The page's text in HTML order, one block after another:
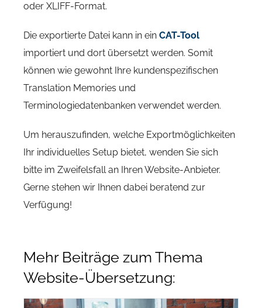
oder XLIFF-Format.
Die exportierte Datei kann in ein CAT-Tool
importiert und dort übersetzt werden. Somit
können wie gewohnt Ihre kundenspezifischen
Translation Memories und
Terminologiedatenbanken verwendet werden.
Um herauszufinden, welche Exportmöglichkeiten
Ihr individuelles Setup bietet, wenden Sie sich
bitte im Zweifelsfall an Ihren Website-Anbieter.
Gerne stehen wir Ihnen dabei beratend zur
Verfügung!
Mehr Beiträge zum Thema
Website-Übersetzung: